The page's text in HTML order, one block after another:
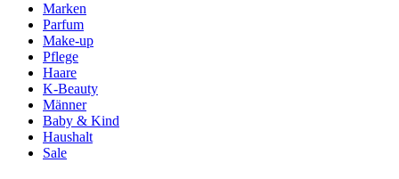
Marken
Parfum
Make-up
Pflege
Haare
K-Beauty
Männer
Baby & Kind
Haushalt
Sale